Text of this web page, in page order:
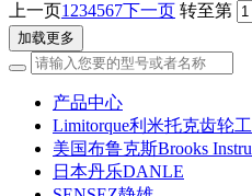
上一页1 234567下一页 转至第
加载更多
产品中心
Limitorque利米托克齿轮
美国布鲁克斯Brooks
日本丹乐DANLE